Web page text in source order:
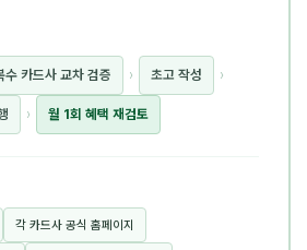
수 카드사 교차 검증 › 초고 작성 ›
› 월 1회 혜택 재검토
각 카드사 공식 홈페이지